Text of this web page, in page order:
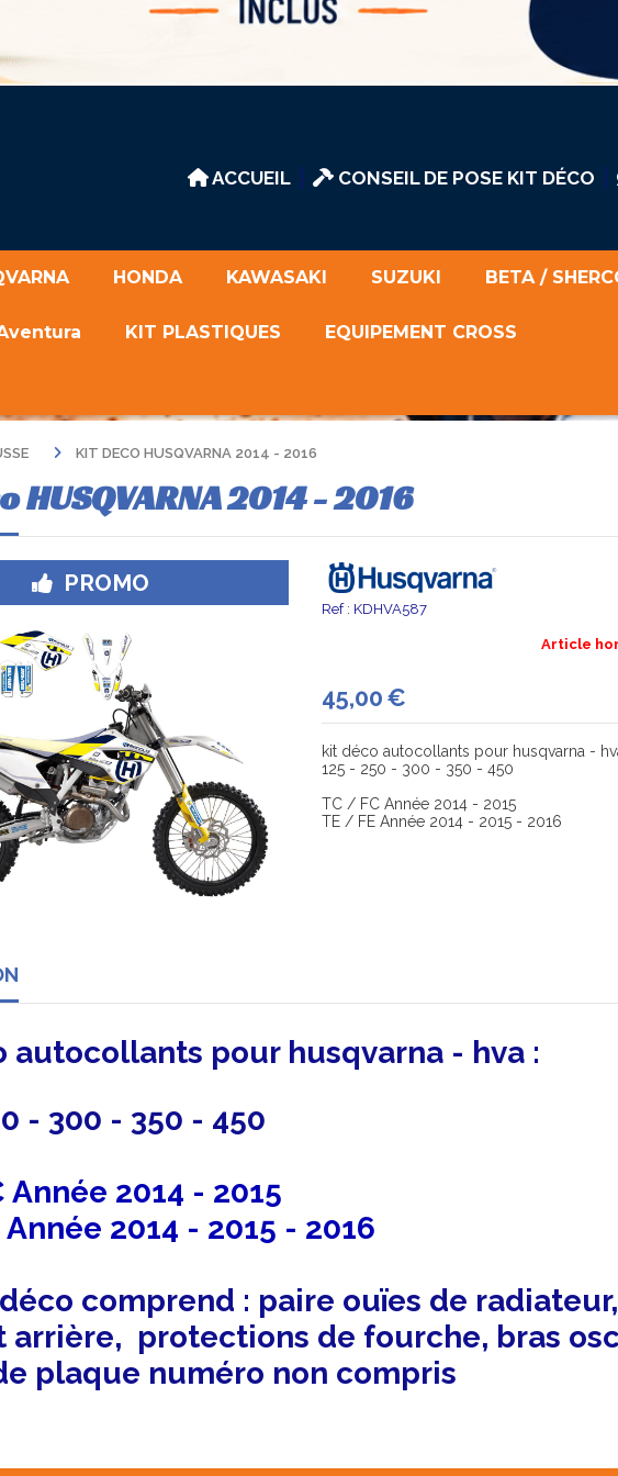
ACCUEIL CONSEIL DE POSE KIT DÉCO
HONDA KAWASAKI SUZUKI BETA /
KIT PLASTIQUES EQUIPEMENT CROSS
KIT DECO HUSQVARNA 2014 - 2016
HUSQVARNA 2014 - 2016
PROMO
Ref : KDHVA587
45,00€
Article
kit déco autocollants pour husqvarna -
125 - 250 - 300 - 350 - 450
TC / FC Année 2014 - 2015
TE / FE Année 2014 - 2015 - 2016
autocollants pour husqvarna - hva :
- 300 - 350 - 450
Année 2014 - 2015
2014 - 2015 - 2016
comprend : paire ouïes de
arrière, protections de fourche, bras
plaque numéro non compris